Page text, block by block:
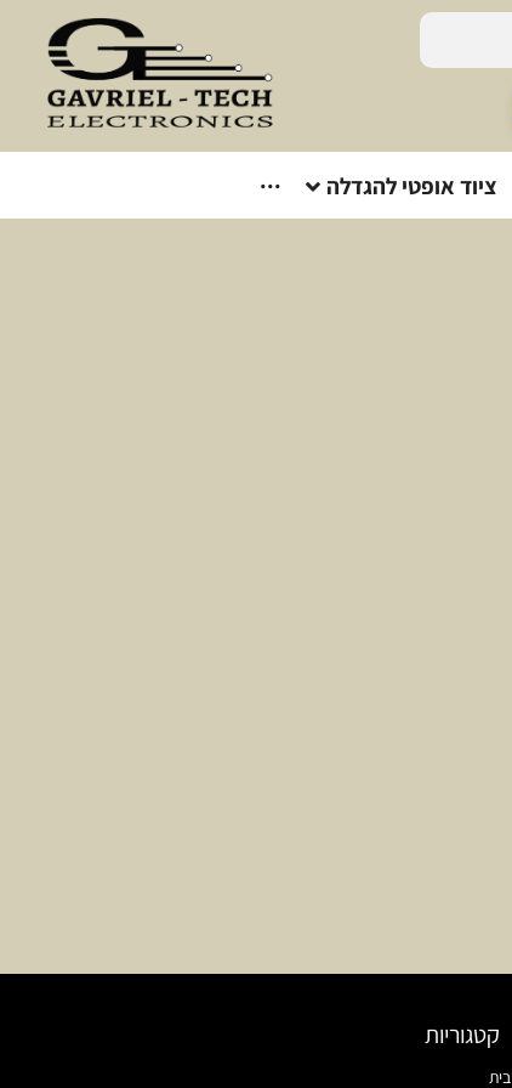
ציוד אופטי להגדלה ···
קטגוריות
בית